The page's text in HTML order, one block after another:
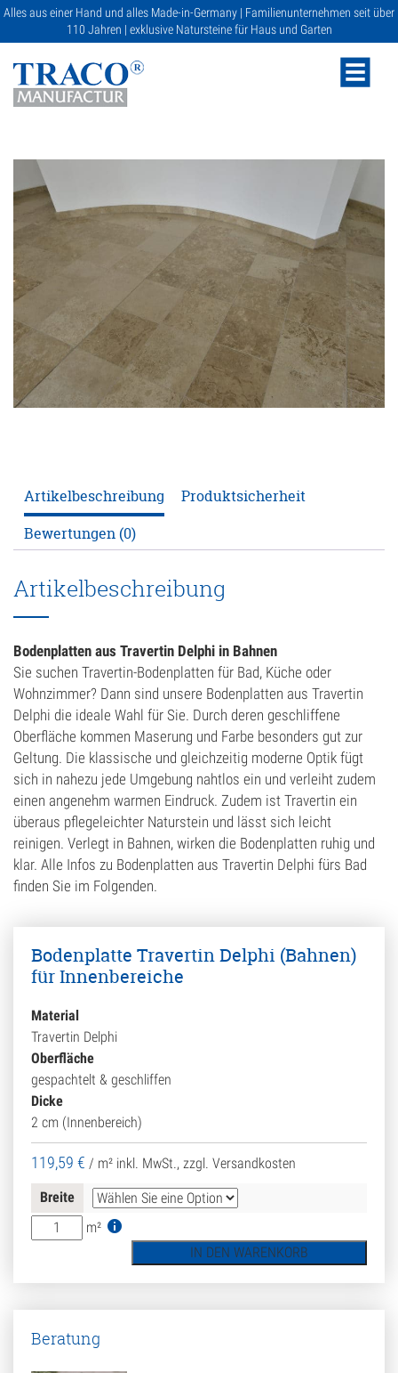
Alles aus einer Hand und alles Made-in-Germany | Familienunternehmen seit über
110 Jahren | exklusive Natursteine für Haus und Garten
NATURSTEINE
RATGEBER
SERVICE
GALERIE
KONFIGURATOR
ONLINE-SHOP
Artikelbeschreibung
Produktsicherheit
Bewertungen (0)
Artikelbeschreibung
Bodenplatten aus Travertin Delphi in Bahnen
Sie suchen Travertin-Bodenplatten für Bad, Küche oder
Wohnzimmer? Dann sind unsere Bodenplatten aus Travertin
Delphi die ideale Wahl für Sie. Durch deren geschliffene
Oberfläche kommen Maserung und Farbe besonders gut zur
Geltung. Die klassische und gleichzeitig moderne Optik fügt
sich in nahezu jede Umgebung nahtlos ein und verleiht zudem
einen angenehm warmen Eindruck. Zudem ist Travertin ein
überaus pflegeleichter Naturstein und lässt sich leicht
reinigen. Verlegt in Bahnen, wirken die Bodenplatten ruhig und
klar. Alle Infos zu Bodenplatten aus Travertin Delphi fürs Bad
finden Sie im Folgenden.
Bodenplatte Travertin Delphi (Bahnen)
für Innenbereiche
Material
Travertin Delphi
Oberfläche
gespachtelt & geschliffen
Dicke
2 cm (Innenbereich)
119,59 € / m² inkl. MwSt., zzgl. Versandkosten
Breite
Bodenplatte
Travertin
(Bahnen)
Menge
m²
IN DEN WARENKORB
Beratung